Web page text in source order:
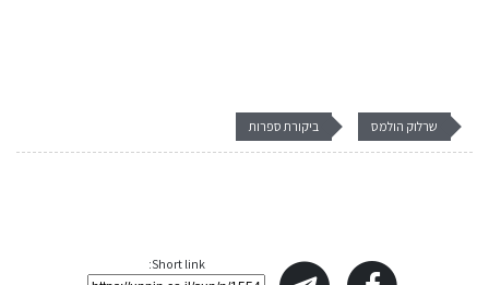
שרלוק הולמס ביקורת ספרות
Short link: